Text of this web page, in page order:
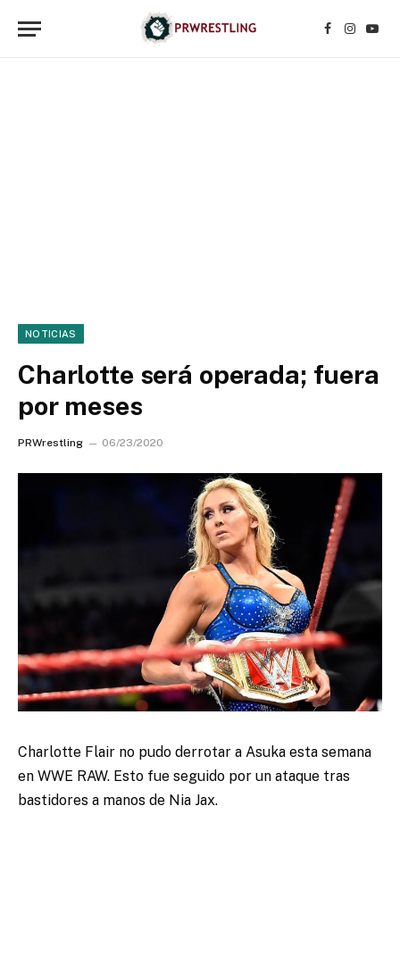
Facebook
NOTICIAS
Charlotte será operada; fuera
por meses
PRWrestling 06/23/2020
Charlotte Flair no pudo derrotar a Asuka esta semana
en WWE RAW. Esto fue seguido por un ataque tras
bastidores a manos de Nia Jax.